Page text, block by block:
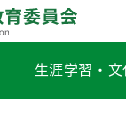
生涯学習・